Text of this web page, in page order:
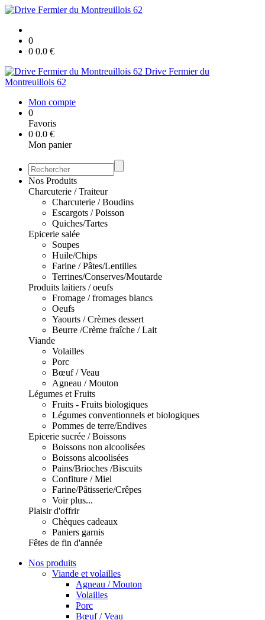
0
0 0.0 €
Drive Fermier du
Montreuillois 62
Mon compte
0
Favoris
0 0.0 €
Mon panier
Nos Produits
Charcuterie / Traiteur
Charcuterie / Boudins
Escargots / Poisson
Quiches/Tartes
Epicerie salée
Soupes
Huile/Chips
Farine / Pâtes/Lentilles
Terrines/Conserves/Moutarde
Produits laitiers / oeufs
Fromage / fromages blancs
Oeufs
Yaourts / Crèmes dessert
Beurre /Crème fraîche / Lait
Viande
Volailles
Porc
Bœuf / Veau
Agneau / Mouton
Légumes et Fruits
Fruits - Fruits biologiques
Légumes conventionnels et biologiques
Pommes de terre/Endives
Epicerie sucrée / Boissons
Boissons non alcoolisées
Boissons alcoolisées
Pains/Brioches /Biscuits
Confiture / Miel
Farine/Pâtisserie/Crêpes
Voir plus...
Plaisir d'offrir
Chèques cadeaux
Paniers garnis
Fêtes de fin d'année
Nos produits
Viande et volailles
Agneau / Mouton
Volailles
Porc
Bœuf / Veau